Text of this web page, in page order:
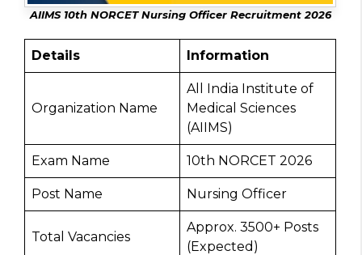
AIIMS 10th NORCET Nursing Officer Recruitment 2026
Details Information
Organization Name
All India Institute of
Medical Sciences
(AIIMS)
Exam Name 10th NORCET 2026
Post Name Nursing Officer
Total Vacancies
Approx. 3500+ Posts
(Expected)